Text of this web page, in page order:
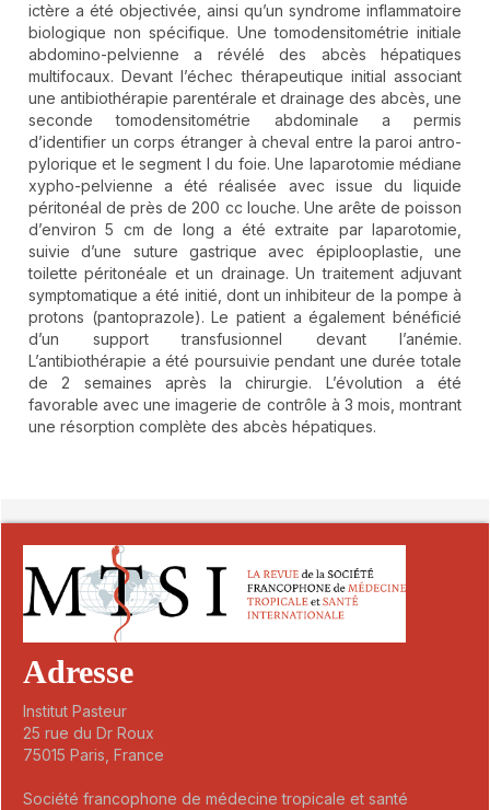
ictère a été objectivée, ainsi qu’un syndrome inflammatoire
biologique non spécifique. Une tomodensitométrie initiale
abdomino-pelvienne a révélé des abcès hépatiques
multifocaux. Devant l’échec thérapeutique initial associant
une antibiothérapie parentérale et drainage des abcès, une
seconde tomodensitométrie abdominale a permis
d’identifier un corps étranger à cheval entre la paroi antro-
pylorique et le segment I du foie. Une laparotomie médiane
xypho-pelvienne a été réalisée avec issue du liquide
péritonéal de près de 200 cc louche. Une arête de poisson
d’environ 5 cm de long a été extraite par laparotomie,
suivie d’une suture gastrique avec épiplooplastie, une
toilette péritonéale et un drainage. Un traitement adjuvant
symptomatique a été initié, dont un inhibiteur de la pompe à
protons (pantoprazole). Le patient a également bénéficié
d’un support transfusionnel devant l’anémie.
L’antibiothérapie a été poursuivie pendant une durée totale
de 2 semaines après la chirurgie. L’évolution a été
favorable avec une imagerie de contrôle à 3 mois, montrant
une résorption complète des abcès hépatiques.
Adresse
Institut Pasteur
25 rue du Dr Roux
75015 Paris, France
Société francophone de médecine tropicale et santé